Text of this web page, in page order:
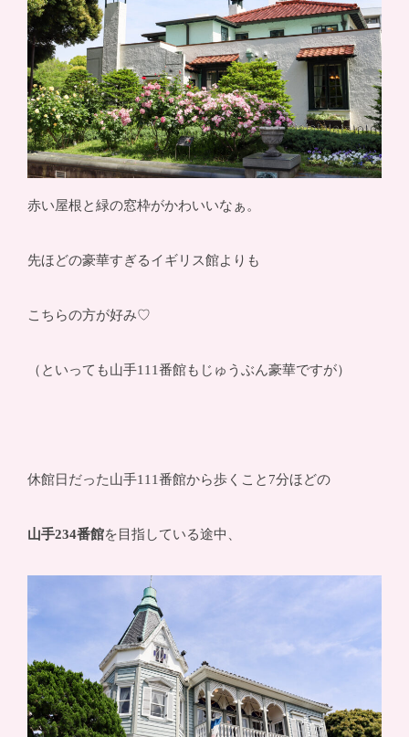
赤い屋根と緑の窓枠がかわいいなぁ。
先ほどの豪華すぎるイギリス館よりも
こちらの方が好み♡
（といっても山手111番館もじゅうぶん豪華ですが）
休館日だった山手111番館から歩くこと7分ほどの
山手234番館を目指している途中、